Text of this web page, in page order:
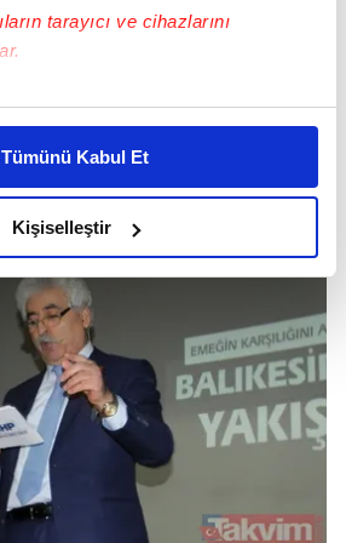
tarayıcı ve cihazlarını
halinde sizlere özel
yaşatabiliriz. Bunu yaparken
iyi bir reklam deneyimi sunmak
iyi içerikleri sunabilmek adına
gösterdiğimizi ve bu noktada,
karşılamak noktasında tek gelir
hatırlatmak isteriz.
bu çerezlere izin vermedikleri
hedefli reklamlar
sunabilmek için İnternet
ve üçüncü kişilere ait çerezler
Tümünü Kabul Et
Kişiselleştir
ziyaret etti